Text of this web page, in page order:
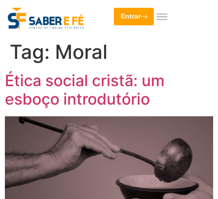
Entrar
Tag: Moral
Ética social cristã: um
esboço introdutório